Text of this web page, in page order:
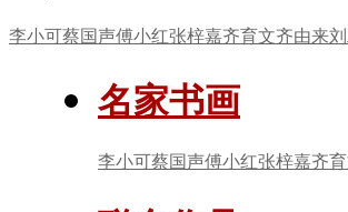
李小可蔡国声傅小红张梓嘉齐育文齐由来
名家书画
李小可蔡国声傅小红张梓嘉齐